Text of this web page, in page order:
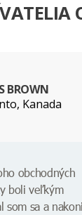
BROWN
Kanada
obchodných
boli veľkým
som sa a